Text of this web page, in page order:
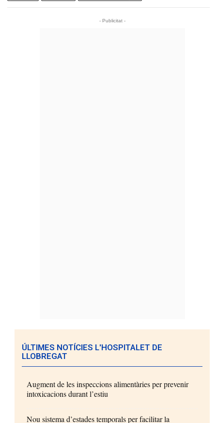
- Publicitat -
ÚLTIMES NOTÍCIES L'HOSPITALET DE
LLOBREGAT
Augment de les inspeccions alimentàries per prevenir
intoxicacions durant l’estiu
Nou sistema d’estades temporals per facilitar la